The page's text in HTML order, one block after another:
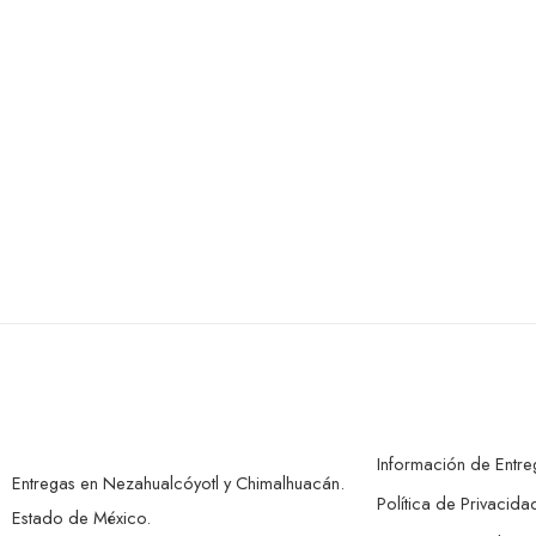
Entregas en Nezahualcóyotl y Chimalhuacán.
Estado de México.
Información de
Política de